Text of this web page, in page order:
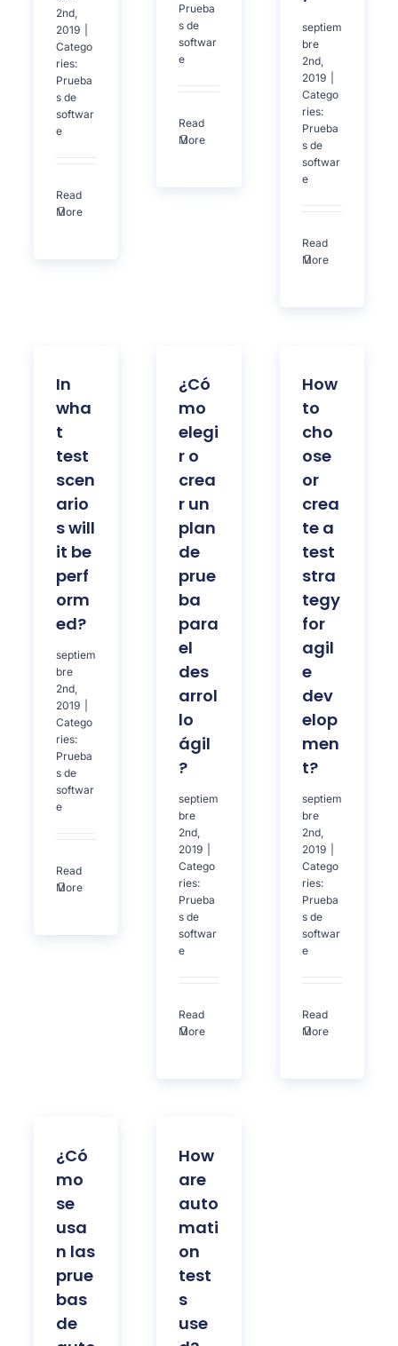
2nd,
2019
Catego
ries:
Prueba
s de
softwar
e
Read
More
Prueba
s de
softwar
e
Read
More
septiem
bre
2nd,
2019
Catego
ries:
Prueba
s de
softwar
e
Read
More
In
wha
t
test
scen
ario
s will
it be
perf
orm
ed?
septiem
bre
2nd,
2019
Catego
ries:
Prueba
s de
softwar
e
Read
More
¿Có
mo
elegi
r o
crea
r un
plan
de
prue
ba
para
el
des
arrol
lo
ágil
?
septiem
bre
2nd,
2019
Catego
ries:
Prueba
s de
softwar
e
Read
More
How
to
cho
ose
or
crea
te a
test
stra
tegy
for
agil
e
dev
elop
men
t?
septiem
bre
2nd,
2019
Catego
ries:
Prueba
s de
softwar
e
Read
More
¿Có
mo
se
usa
n las
prue
bas
de
How
are
auto
mati
on
test
s
use